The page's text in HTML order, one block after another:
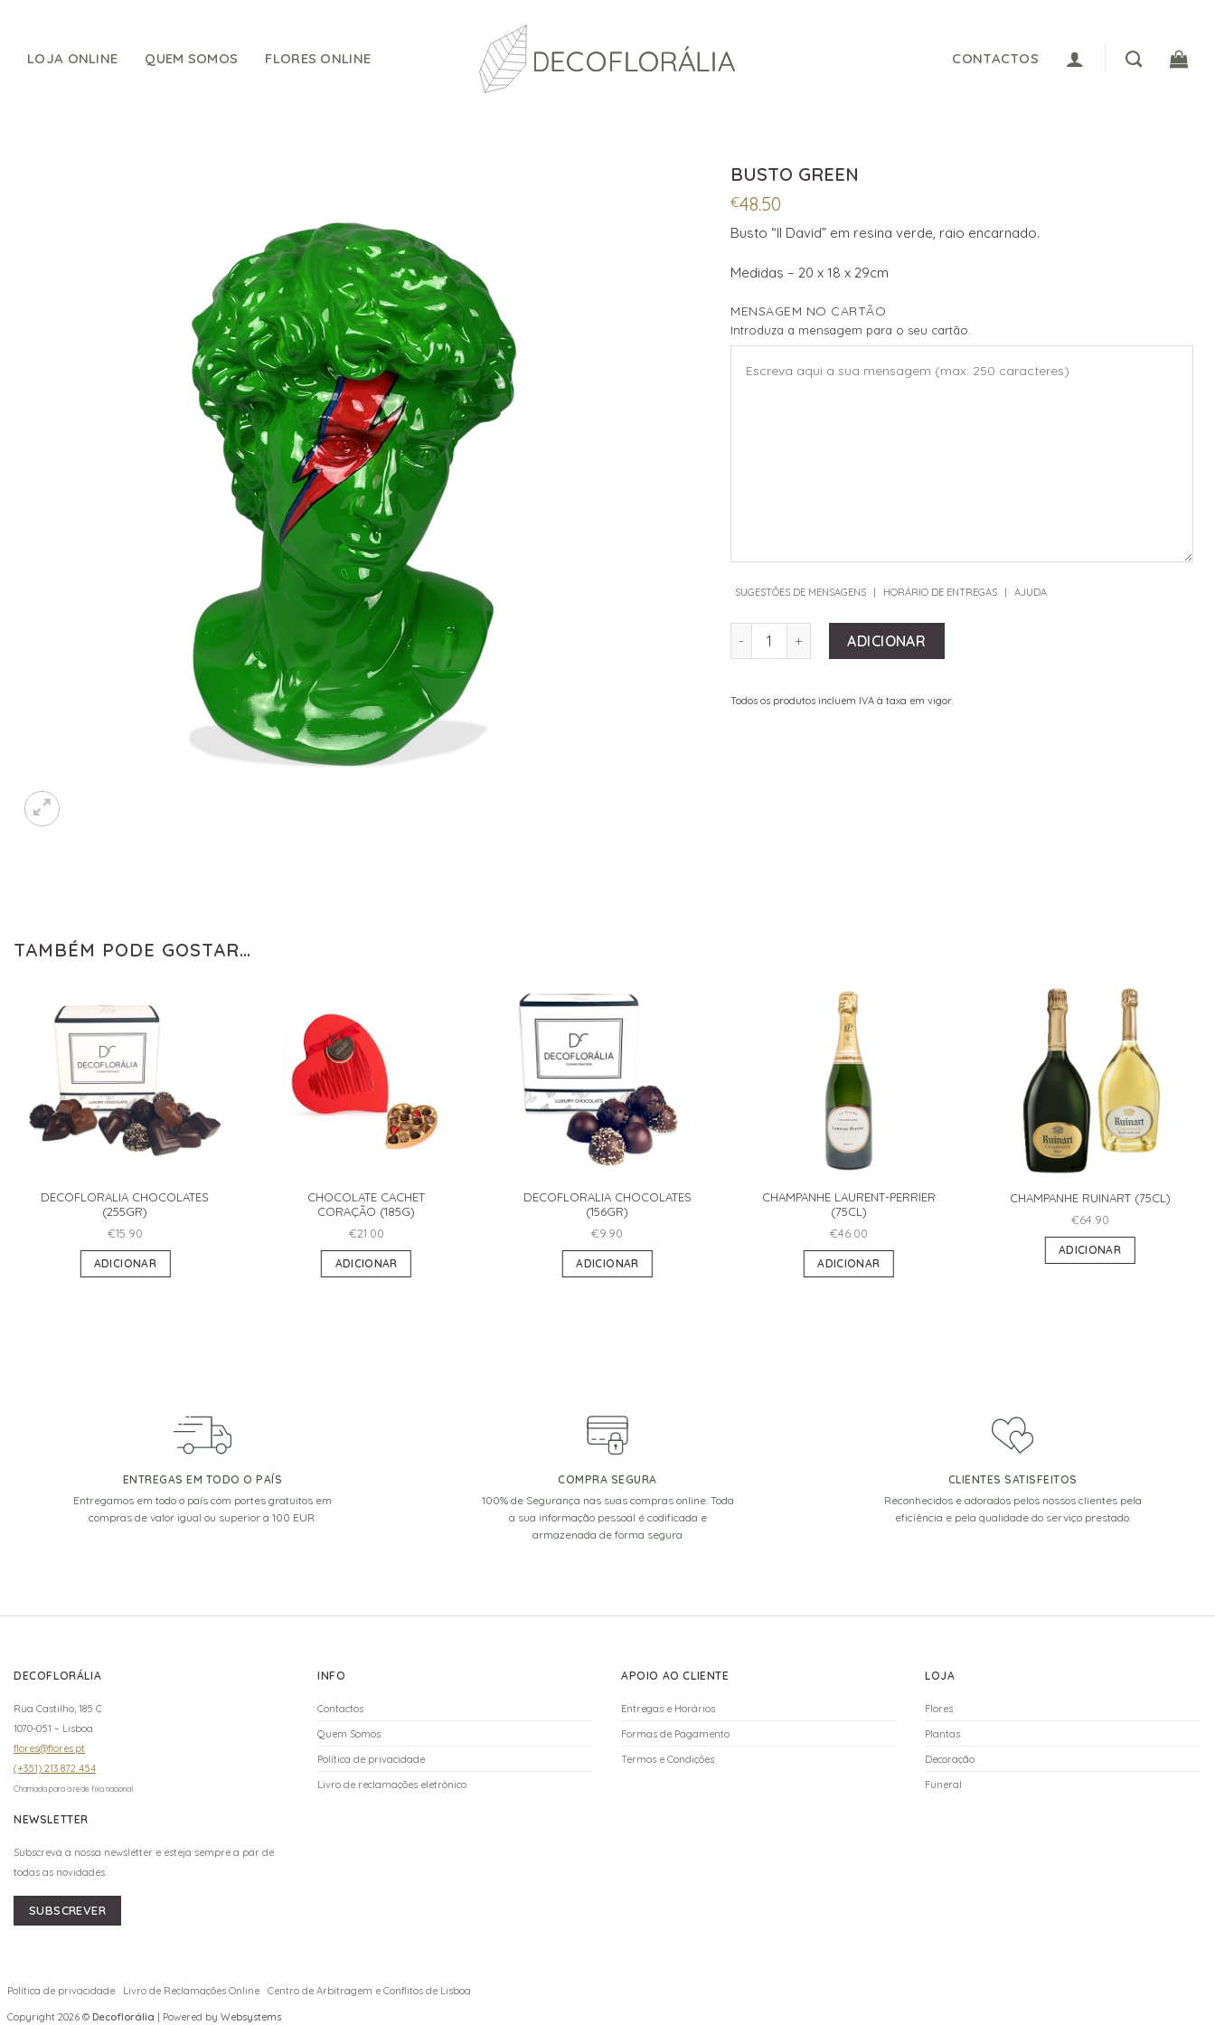
contentLOJA ONLINE QUEM SOMOS FLORES ONLINE CONTACTOS
BUSTO GREEN
€48.50
Busto “Il David” em resina verde, raio encarnado.
Medidas – 20 x 18 x 29cm
MENSAGEM NO CARTÃO
Introduza a mensagem para o seu cartão.
SUGESTÕES DE MENSAGENS | HORÁRIO DE ENTREGAS | AJUDA
ADICIONAR
Todos os produtos incluem IVA à taxa em vigor.
TAMBÉM PODE GOSTAR…
DECOFLORALIA CHOCOLATES
(255GR)
€15.90
ADICIONAR
CHOCOLATE CACHET
CORAÇÃO (185G)
€21.00
ADICIONAR
DECOFLORALIA CHOCOLATES
(156GR)
€9.90
ADICIONAR
CHAMPANHE LAURENT-PERRIER
(75CL)
€46.00
ADICIONAR
CHAMPANHE RUINART (75CL)
€64.90
ADICIONAR
ENTREGAS EM TODO O PAÍS
Entregamos em todo o país com portes gratuitos em
compras de valor igual ou superior a 100 EUR.
COMPRA SEGURA
100% de Segurança nas suas compras online. Toda
a sua informação pessoal é codificada e
armazenada de forma segura
CLIENTES SATISFEITOS
Reconhecidos e adorados pelos nossos clientes pela
eficiência e pela qualidade do serviço prestado.
DECOFLORÁLIA
Rua Castilho, 185 C
1070-051 – Lisboa
flores@flores.pt
(+351) 213 872 454
Chamada para a rede fixa nacional
NEWSLETTER
Subscreva a nossa newsletter e esteja sempre a par de
todas as novidades.
SUBSCREVER
INFO
Contactos
Quem Somos
Política de privacidade
Livro de reclamações eletrónico
APOIO AO CLIENTE
Entregas e Horários
Formas de Pagamento
Termos e Condições
LOJA
Flores
Plantas
Decoração
Funeral
Política de privacidade Livro de Reclamações Online Centro de Arbitragem e Conflitos de Lisboa
Copyright 2026 © Decoflorália | Powered by Websystems